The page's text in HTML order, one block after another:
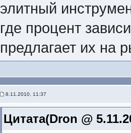
элитный
где процент
предлагает их на
8.11.2010, 11:37
Цитата(Dron @